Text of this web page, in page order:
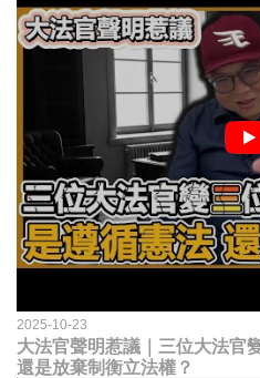
2025-10-23
大法官聲明惹議｜三位大法官
還是放棄制衡立法權？